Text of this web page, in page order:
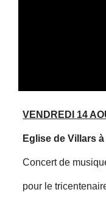
VENDREDI 14
Eglise de Villars
Concert de
pour le